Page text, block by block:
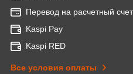
Перевод на расчетный
Kaspi Pay
Kaspi RED
Все условия оплаты